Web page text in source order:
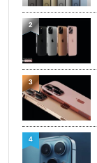
2
3
4